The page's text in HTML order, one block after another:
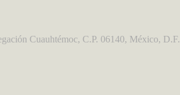
Cuauhtémoc, C.P. 06140, México, D.F.